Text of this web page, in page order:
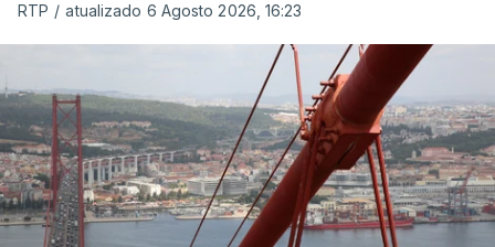
RTP / atualizado 6 Agosto 2026, 16:23